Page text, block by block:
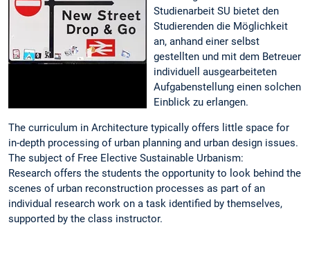
Studienarbeit SU bietet den
Studierenden die Möglichkeit
an, anhand einer selbst
gestellten und mit dem Betreuer
individuell ausgearbeiteten
Aufgabenstellung einen solchen
Einblick zu erlangen.
The curriculum in Architecture typically offers little space for
in-depth processing of urban planning and urban design issues.
The subject of Free Elective Sustainable Urbanism:
Research offers the students the opportunity to look behind the
scenes of urban reconstruction processes as part of an
individual research work on a task identified by themselves,
supported by the class instructor.